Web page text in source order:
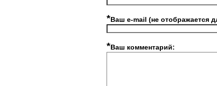
*Ваш e-mail (не отображается
*Ваш комментарий: